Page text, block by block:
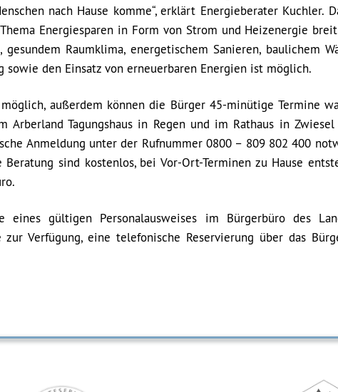
nach Hause komme“, erklärt Energieberater Kuchler.
Energiesparen in Form von Strom und Heizenergie
Raumklima, energetischem Sanieren, baulichem
den Einsatz von erneuerbaren Energien ist möglich.
außerdem können die Bürger 45-minütige Termine
Tagungshaus in Regen und im Rathaus in Zwiesel
Anmeldung unter der Rufnummer 0800 – 809 802 400
sind kostenlos, bei Vor-Ort-Terminen zu Hause
eines gültigen Personalausweises im Bürgerbüro des
Verfügung, eine telefonische Reservierung über das